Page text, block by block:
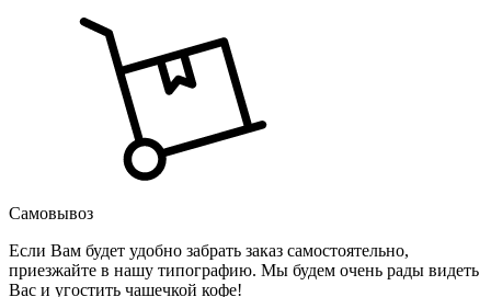
Самовывоз
Если Вам будет удобно забрать заказ самостоятельно,
приезжайте в нашу типографию. Мы будем очень рады видеть
Вас и угостить чашечкой кофе!